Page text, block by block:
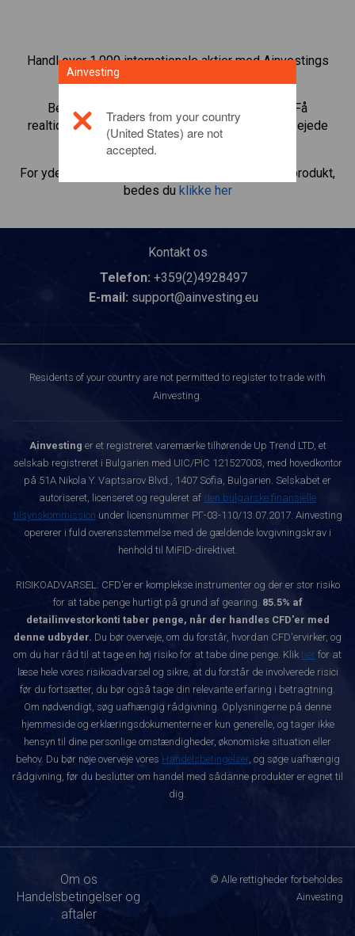
Handl over 1.000 internationale aktier med Ainvestings
CFD-handelsplatform.
Begynd at handle CFD’er med
. Få
realtidskurser og aktieudbytte, som hvis du selv ejede
aktien.
For yderligere oplysninger om dette investeringsprodukt,
bedes du klikke her
Kontakt os
Telefon: +359(2)4928497
E-mail: support@ainvesting.eu
Residents of your country are not permitted to register to trade with
Ainvesting.
Ainvesting er et registreret varemærke tilhørende Up Trend LTD, et
selskab registreret i Bulgarien med UIC/PIC 121527003, med hovedkontor
på 51A Nikola Y. Vaptsarov Blvd., 1407 Sofia, Bulgarien. Selskabet er
autoriseret, licenseret og reguleret af den bulgarske finansielle
tilsynskommission under licensnummer РГ-03-110/13.07.2017. Ainvesting
opererer i fuld overensstemmelse med de gældende lovgivningskrav i
henhold til MiFID-direktivet.
RISIKOADVARSEL: CFD'er er komplekse instrumenter og der er stor risiko
for at tabe penge hurtigt på grund af gearing. 85.5% af
detailinvestorkonti taber penge, når der handles CFD'er med
denne udbyder. Du bør overveje, om du forstår, hvordan CFD'ervirker, og
om du har råd til at tage en høj risiko for at tabe dine penge. Klik her for at
læse hele vores risikoadvarsel og sikre, at du forstår de involverede risici
før du fortsætter, du bør også tage din relevante erfaring i betragtning.
Om nødvendigt, søg uafhængig rådgivning. Oplysningerne på denne
hjemmeside og erklæringsdokumenterne er kun generelle, og tager ikke
hensyn til dine personlige omstændigheder, økonomiske situation eller
behov. Du bør nøje overveje vores Handelsbetingelser, og søge uafhængig
rådgivning, før du beslutter om handel med sådanne produkter er egnet til
dig.
Om os
Handelsbetingelser og
aftaler
© Alle rettigheder forbeholdes
Ainvesting
Ainvesting
Traders from your country
(United States) are not
accepted.